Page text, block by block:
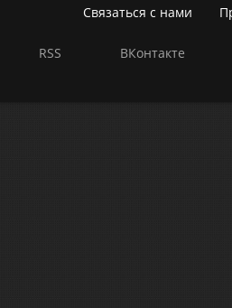
Связаться с нами
RSS ВКонтакте